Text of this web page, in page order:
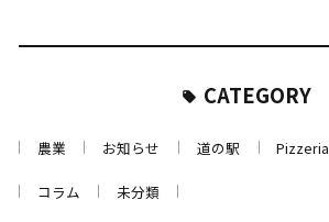
CATEGORY
農業 お知らせ 道の駅 Pizzeria
コラム 未分類